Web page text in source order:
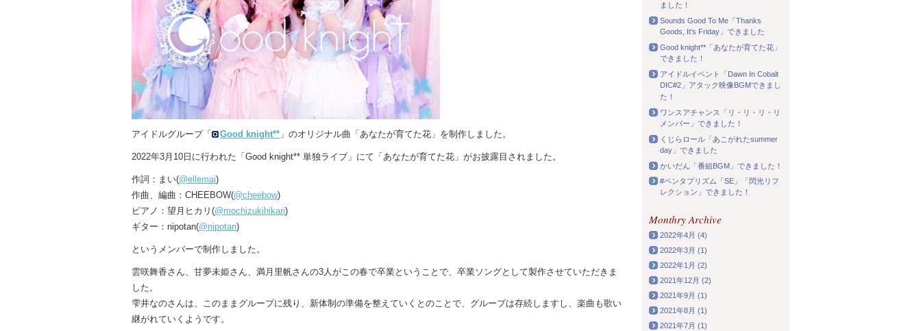
アイドルグループ「 Good knight** 」のオリジナル曲「あなたが育てた花」を制作しました。
2022年3月10日に行われた「Good knight** 単独ライブ」にて「あなたが育てた花」がお披露目されました。
作詞：まい(@ellemai)
作曲、編曲：CHEEBOW(@cheebow)
ピアノ：望月ヒカリ(@mochizukihikari)
ギター：nipotan(@nipotan)
というメンバーで制作しました。
雲咲舞香さん、甘夢未姫さん、満月里帆さんの3人がこの春で卒業ということで、卒業ソングとして製作させていただきま
した。
雫井なのさんは、このままグループに残り、新体制の準備を整えていくとのことで、グループは存続しますし、楽曲も歌い
継がれていくようです。
ました！
Sounds Good To Me「Thanks
Goods, It's Friday」できました
Good knight**「あなたが育てた花」
できました！
アイドルイベント「Dawn In Cobalt
DIC#2」アタック映像BGMできまし
た！
ワンスアチャンス「リ・リ・リ・リ
メンバー」できました！
くじらロール「あこがれたsummer
day」できました
かいだん「番組BGM」できました！
#ペンタプリズム「SE」「閃光リフ
レクション」できました！
Monthry Archive
2022年4月 (4)
2022年3月 (1)
2022年1月 (2)
2021年12月 (2)
2021年9月 (1)
2021年8月 (1)
2021年7月 (1)